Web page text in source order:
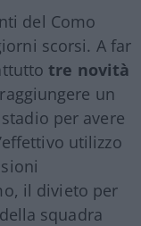
del Como
scorsi. A far
tre novità
un
per avere
utilizzo
il divieto per
squadra